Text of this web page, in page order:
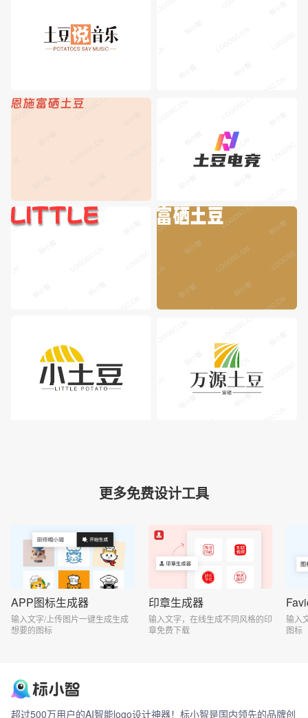
更多免费设计工具
APP图标生成器
输入文字/上传图片一键生成生成
想要的图标
印章生成器
输入文字，在线生成不同风格的印
章免费下载
输入
图标
超过500万用户的AI智能logo设计神器！标小智是国内领先的品牌创